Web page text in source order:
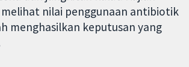
nilai penggunaan antibiotik
menghasilkan keputusan yang